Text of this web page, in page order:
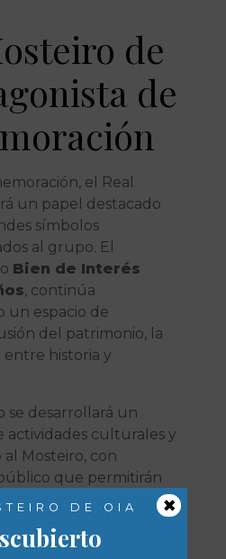
de
de
el Real
un papel destacado
símbolos
al grupo. El
Bien de Interés
, continúa
un espacio de
del patrimonio, la
historia y
se desarrollará un
actividades culturales y
Mosteiro, con
que permitirán
patrimonial a
Entre ellas
del 95 aniversario de
DE OIA ×